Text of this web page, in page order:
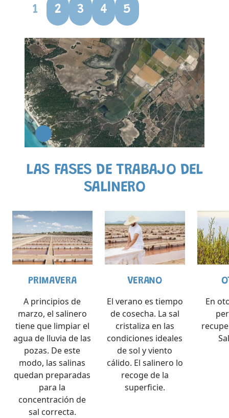
1 2 3 4 5
LAS FASES DE TRABAJO DEL
SALINERO
PRIMAVERA
A principios de
marzo, el salinero
tiene que limpiar el
agua de lluvia de las
pozas. De este
modo, las salinas
quedan preparadas
para la
concentración de
sal correcta.
VERANO
El verano es tiempo
de cosecha. La sal
cristaliza en las
condiciones ideales
de sol y viento
cálido. El salinero lo
recoge de la
superficie.
En